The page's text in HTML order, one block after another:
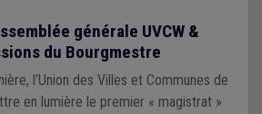
générale UVCW &
du Bourgmestre
l’Union des Villes et Communes de
en lumière le premier « magistrat »